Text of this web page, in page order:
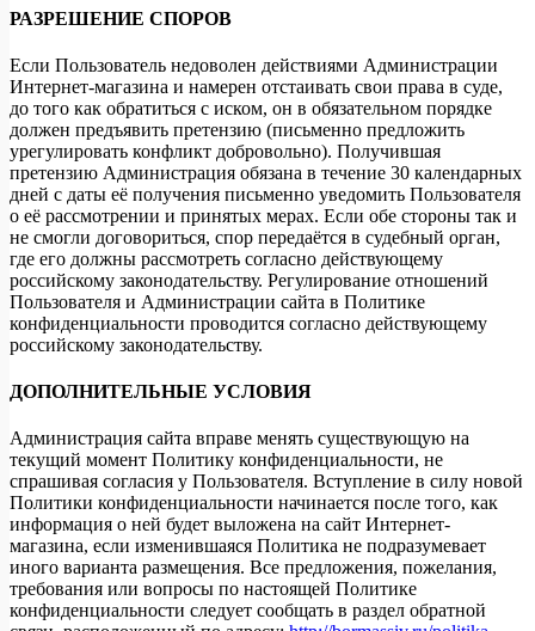
РАЗРЕШЕНИЕ СПОРОВ
Если Пользователь недоволен действиями Администрации
Интернет-магазина и намерен отстаивать свои права в суде,
до того как обратиться с иском, он в обязательном порядке
должен предъявить претензию (письменно предложить
урегулировать конфликт добровольно). Получившая
претензию Администрация обязана в течение 30 календарных
дней с даты её получения письменно уведомить Пользователя
о её рассмотрении и принятых мерах. Если обе стороны так и
не смогли договориться, спор передаётся в судебный орган,
где его должны рассмотреть согласно действующему
российскому законодательству. Регулирование отношений
Пользователя и Администрации сайта в Политике
конфиденциальности проводится согласно действующему
российскому законодательству.
ДОПОЛНИТЕЛЬНЫЕ УСЛОВИЯ
Администрация сайта вправе менять существующую на
текущий момент Политику конфиденциальности, не
спрашивая согласия у Пользователя. Вступление в силу новой
Политики конфиденциальности начинается после того, как
информация о ней будет выложена на сайт Интернет-
магазина, если изменившаяся Политика не подразумевает
иного варианта размещения. Все предложения, пожелания,
требования или вопросы по настоящей Политике
конфиденциальности следует сообщать в раздел обратной